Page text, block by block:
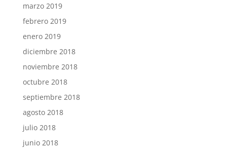
marzo 2019
febrero 2019
enero 2019
diciembre 2018
noviembre 2018
octubre 2018
septiembre 2018
agosto 2018
julio 2018
junio 2018